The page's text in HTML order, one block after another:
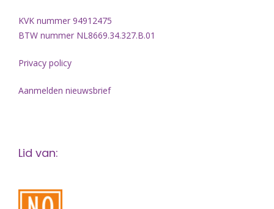
KVK nummer 94912475
BTW nummer NL8669.34.327.B.01
Privacy policy
Aanmelden nieuwsbrief
Lid van: